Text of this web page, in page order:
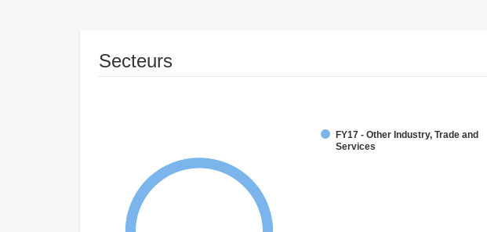
Secteurs
FY17 - Other Industry, Trade and
Services